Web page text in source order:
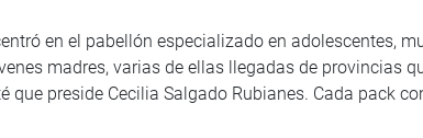
en el pabellón especializado en adolescentes,
madres, varias de ellas llegadas de provincias
que preside Cecilia Salgado Rubianes. Cada pack